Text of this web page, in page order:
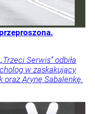
Serwis” odbiła
w zaskakujący
oraz Arynę Sabalenkę.